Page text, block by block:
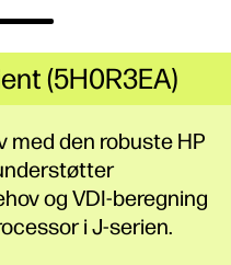
med den robuste HP
og VDI-beregning
i J-serien.
(5H0R3EA)